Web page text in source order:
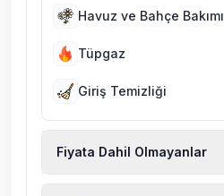
Havuz ve Bahçe Bakımı
Tüpgaz
Giriş Temizliği
Fiyata Dahil Olmayanlar